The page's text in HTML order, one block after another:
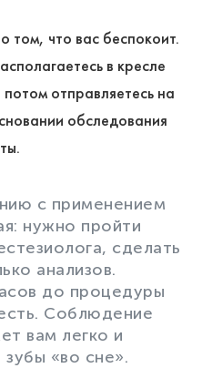
том, что вас беспокоит.
в кресле
отправляетесь на
обследования
с применением
нужно пройти
сделать
анализов.
до процедуры
Соблюдение
вам легко и
«во сне».